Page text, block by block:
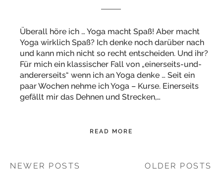
Überall höre ich … Yoga macht Spaß! Aber macht
Yoga wirklich Spaß? Ich denke noch darüber nach
und kann mich nicht so recht entscheiden. Und ihr?
Für mich ein klassischer Fall von „einerseits-und-
andererseits“ wenn ich an Yoga denke … Seit ein
paar Wochen nehme ich Yoga – Kurse. Einerseits
gefällt mir das Dehnen und Strecken,…
READ MORE
NEWER POSTS OLDER POSTS